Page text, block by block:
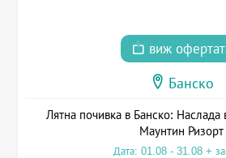
виж
Банско
Лятна почивка в Банско:
Маунтин Ризорт
Дата: 01.08 - 31.08 +